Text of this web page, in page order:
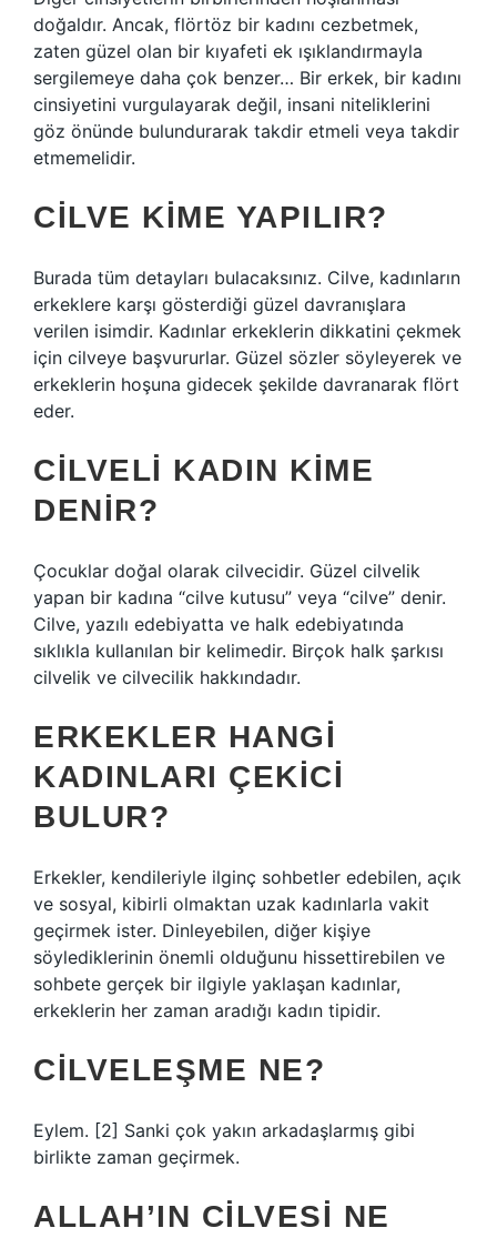
doğaldır. Ancak, flörtöz bir kadını cezbetmek,
zaten güzel olan bir kıyafeti ek ışıklandırmayla
sergilemeye daha çok benzer… Bir erkek, bir kadını
cinsiyetini vurgulayarak değil, insani niteliklerini
göz önünde bulundurarak takdir etmeli veya takdir
etmemelidir.
CILVE KIME YAPILIR?
Burada tüm detayları bulacaksınız. Cilve, kadınların
erkeklere karşı gösterdiği güzel davranışlara
verilen isimdir. Kadınlar erkeklerin dikkatini çekmek
için cilveye başvururlar. Güzel sözler söyleyerek ve
erkeklerin hoşuna gidecek şekilde davranarak flört
eder.
CILVELI KADIN KIME
DENIR?
Çocuklar doğal olarak cilvecidir. Güzel cilvelik
yapan bir kadına “cilve kutusu” veya “cilve” denir.
Cilve, yazılı edebiyatta ve halk edebiyatında
sıklıkla kullanılan bir kelimedir. Birçok halk şarkısı
cilvelik ve cilvecilik hakkındadır.
ERKEKLER HANGI
KADINLARI ÇEKICI
BULUR?
Erkekler, kendileriyle ilginç sohbetler edebilen, açık
ve sosyal, kibirli olmaktan uzak kadınlarla vakit
geçirmek ister. Dinleyebilen, diğer kişiye
söylediklerinin önemli olduğunu hissettirebilen ve
sohbete gerçek bir ilgiyle yaklaşan kadınlar,
erkeklerin her zaman aradığı kadın tipidir.
CILVELEŞME NE?
Eylem. [2] Sanki çok yakın arkadaşlarmış gibi
birlikte zaman geçirmek.
ALLAH’IN CILVESI NE